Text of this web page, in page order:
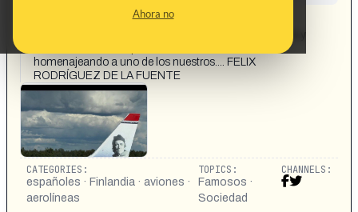
Ahora no
Menos Gran Hermano, islas pornográficas de las
homenajeando a uno de los nuestros.... FELIX
RODRÍGUEZ DE LA FUENTE
CATEGORIES:
españoles · Finlandia · aviones ·
aerolíneas
TOPICS:
Famosos ·
Sociedad
CHANNELS: